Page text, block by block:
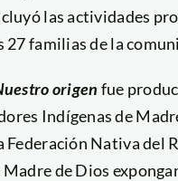
las actividades
27 familias de la
origen fue
Indígenas de
Federación Nativa del
Madre de Dios